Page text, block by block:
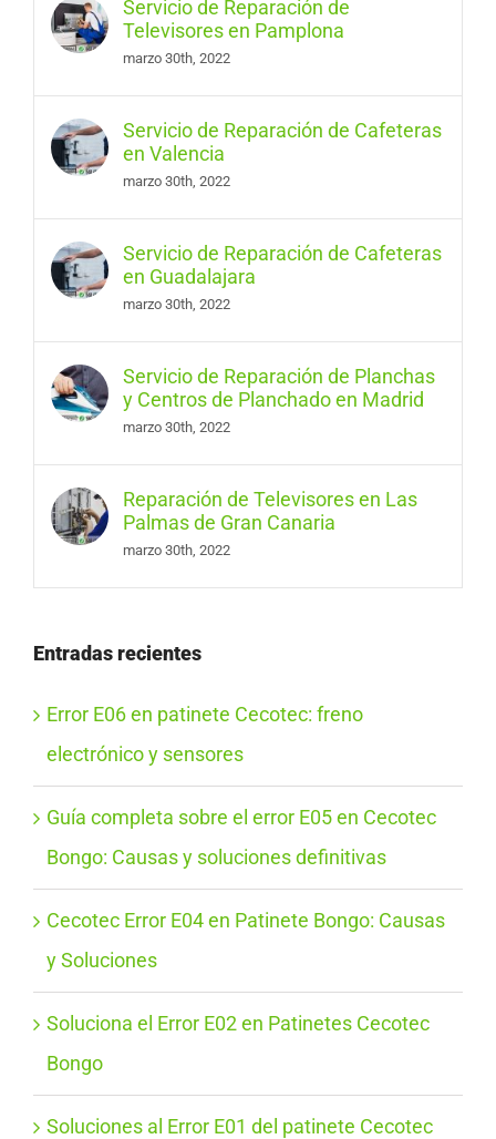
Servicio de Reparación de
Televisores en Pamplona
marzo 30th, 2022
Servicio de Reparación de Cafeteras
en Valencia
marzo 30th, 2022
Servicio de Reparación de Cafeteras
en Guadalajara
marzo 30th, 2022
Servicio de Reparación de Planchas
y Centros de Planchado en Madrid
marzo 30th, 2022
Reparación de Televisores en Las
Palmas de Gran Canaria
marzo 30th, 2022
Entradas recientes
Error E06 en patinete Cecotec: freno
electrónico y sensores
Guía completa sobre el error E05 en Cecotec
Bongo: Causas y soluciones definitivas
Cecotec Error E04 en Patinete Bongo: Causas
y Soluciones
Soluciona el Error E02 en Patinetes Cecotec
Bongo
Soluciones al Error E01 del patinete Cecotec